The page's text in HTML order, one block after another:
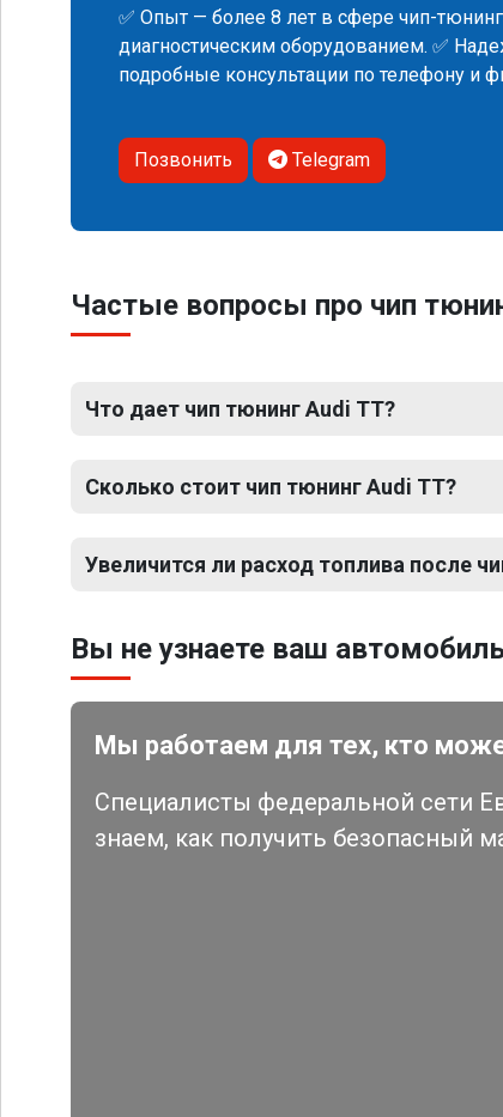
✅ Опыт — более 8 лет в сфере чип-
диагностическим оборудованием. ✅
подробные консультации по телефону и
Позвонить Telegram
Частые вопросы про чип
Что дает чип тюнинг Audi TT?
Сколько стоит чип тюнинг Audi TT?
Увеличится ли расход топлива после
Вы не узнаете ваш
Мы работаем для тех, кто
Специалисты федеральной сети
знаем, как получить безопасный